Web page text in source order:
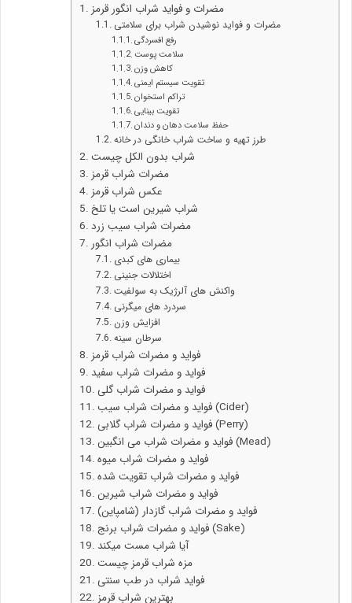
مضرات و فواید شراب انگور قرمز
مضرات و فواید نوشیدن شراب برای سلامتی
رفع افسردگی
سلامت پوست
کاهش وزن
تقویت سیستم ایمنی
تراکم استخوان
تقویت بینایی
حفظ سلامت دهان و دندان
طرز تهیه و ساخت شراب خانگی در خانه
شراب بدون الکل چیست
مضرات شراب قرمز
عکس شراب قرمز
شراب شیرین است یا تلخ
مضرات شراب سیب زرد
مضرات شراب انگور
بیماری های کبدی
اختلالات جنینی
واکنش های آلرژیک به سولفیت
سردرد های میگرنی
افزایش وزن
سرطان سینه
فواید و مضرات شراب قرمز
فواید و مضرات شراب سفید
فواید و مضرات شراب گلی
فواید و مضرات شراب سیب (Cider)
فواید و مضرات شراب گلابی (Perry)
فواید و مضرات شراب می‌ انگبین (Mead)
فواید و مضرات شراب میوه
فواید و مضرات شراب تقویت شده
فواید و مضرات شراب شیرین
فواید و مضرات شراب گازدار (شامپاین)
فواید و مضرات شراب برنج (Sake)
آیا شراب مست میکند
مزه شراب قرمز چیست
فواید شراب در طب سنتی
بهترین شراب قرمز